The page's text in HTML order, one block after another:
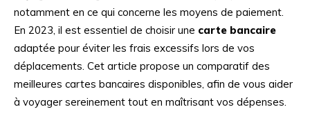
notamment en ce qui concerne les moyens de paiement.
En 2023, il est essentiel de choisir une carte bancaire
adaptée pour éviter les frais excessifs lors de vos
déplacements. Cet article propose un comparatif des
meilleures cartes bancaires disponibles, afin de vous aider
à voyager sereinement tout en maîtrisant vos dépenses.